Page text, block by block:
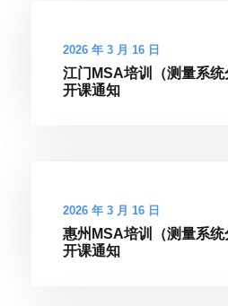
2026 年 3 月 16 日
江门MSA培训（测量系
开课通知
2026 年 3 月 16 日
惠州MSA培训（测量系
开课通知